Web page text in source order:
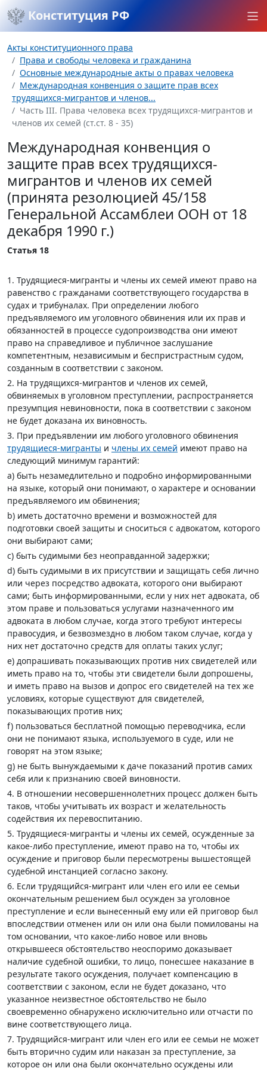
Конституция РФ
Акты конституционного права
Права и свободы человека и гражданина
Основные международные акты о правах человека
Международная конвенция о защите прав всех
трудящихся-мигрантов и членов...
Часть III. Права человека всех трудящихся-мигрантов и
членов их семей (ст.ст. 8 - 35)
Международная конвенция о
защите прав всех трудящихся-
мигрантов и членов их семей
(принята резолюцией 45/158
Генеральной Ассамблеи ООН от 18
декабря 1990 г.)
Статья 18
1. Трудящиеся-мигранты и члены их семей имеют право на
равенство с гражданами соответствующего государства в
судах и трибуналах. При определении любого
предъявляемого им уголовного обвинения или их прав и
обязанностей в процессе судопроизводства они имеют
право на справедливое и публичное заслушание
компетентным, независимым и беспристрастным судом,
созданным в соответствии с законом.
2. На трудящихся-мигрантов и членов их семей,
обвиняемых в уголовном преступлении, распространяется
презумпция невиновности, пока в соответствии с законом
не будет доказана их виновность.
3. При предъявлении им любого уголовного обвинения
трудящиеся-мигранты и члены их семей имеют право на
следующий минимум гарантий:
а) быть незамедлительно и подробно информированными
на языке, который они понимают, о характере и основании
предъявляемого им обвинения;
b) иметь достаточно времени и возможностей для
подготовки своей защиты и сноситься с адвокатом, которого
они выбирают сами;
с) быть судимыми без неоправданной задержки;
d) быть судимыми в их присутствии и защищать себя лично
или через посредство адвоката, которого они выбирают
сами; быть информированными, если у них нет адвоката, об
этом праве и пользоваться услугами назначенного им
адвоката в любом случае, когда этого требуют интересы
правосудия, и безвозмездно в любом таком случае, когда у
них нет достаточно средств для оплаты таких услуг;
е) допрашивать показывающих против них свидетелей или
иметь право на то, чтобы эти свидетели были допрошены,
и иметь право на вызов и допрос его свидетелей на тех же
условиях, которые существуют для свидетелей,
показывающих против них;
f) пользоваться бесплатной помощью переводчика, если
они не понимают языка, используемого в суде, или не
говорят на этом языке;
g) не быть вынуждаемыми к даче показаний против самих
себя или к признанию своей виновности.
4. В отношении несовершеннолетних процесс должен быть
таков, чтобы учитывать их возраст и желательность
содействия их перевоспитанию.
5. Трудящиеся-мигранты и члены их семей, осужденные за
какое-либо преступление, имеют право на то, чтобы их
осуждение и приговор были пересмотрены вышестоящей
судебной инстанцией согласно закону.
6. Если трудящийся-мигрант или член его или ее семьи
окончательным решением был осужден за уголовное
преступление и если вынесенный ему или ей приговор был
впоследствии отменен или он или она были помилованы на
том основании, что какое-либо новое или вновь
открывшееся обстоятельство неоспоримо доказывает
наличие судебной ошибки, то лицо, понесшее наказание в
результате такого осуждения, получает компенсацию в
соответствии с законом, если не будет доказано, что
указанное неизвестное обстоятельство не было
своевременно обнаружено исключительно или отчасти по
вине соответствующего лица.
7. Трудящийся-мигрант или член его или ее семьи не может
быть вторично судим или наказан за преступление, за
которое он или она были окончательно осуждены или